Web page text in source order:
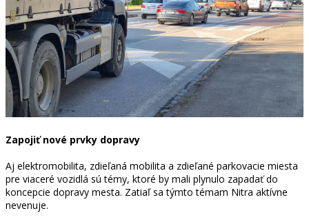
Zapojiť nové prvky dopravy
Aj elektromobilita, zdieľaná mobilita a zdieľané parkovacie miesta
pre viaceré vozidlá sú témy, ktoré by mali plynulo zapadať do
koncepcie dopravy mesta. Zatiaľ sa týmto témam Nitra aktívne
nevenuje.